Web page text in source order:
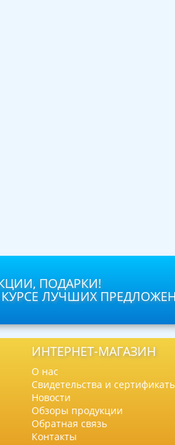
ПОДАРКИ!
ЛУЧШИХ
ИНТЕРНЕТ-МАГАЗИН
О нас
Свидетельства и
Новости
Обзоры продукции
Обратная связь
Контакты